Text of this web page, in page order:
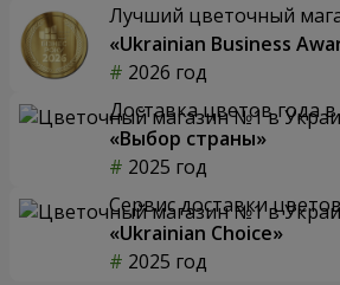
Лучший цветочный
«Ukrainian Business
2026 год
Доставка цветов года
«Выбор страны»
2025 год
Сервис доставки цветов
«Ukrainian Choice»
2025 год